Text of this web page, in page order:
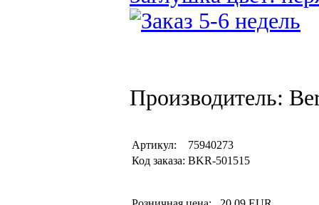
Производитель:
Артикул:
75940273
Код заказа: BKR-501515